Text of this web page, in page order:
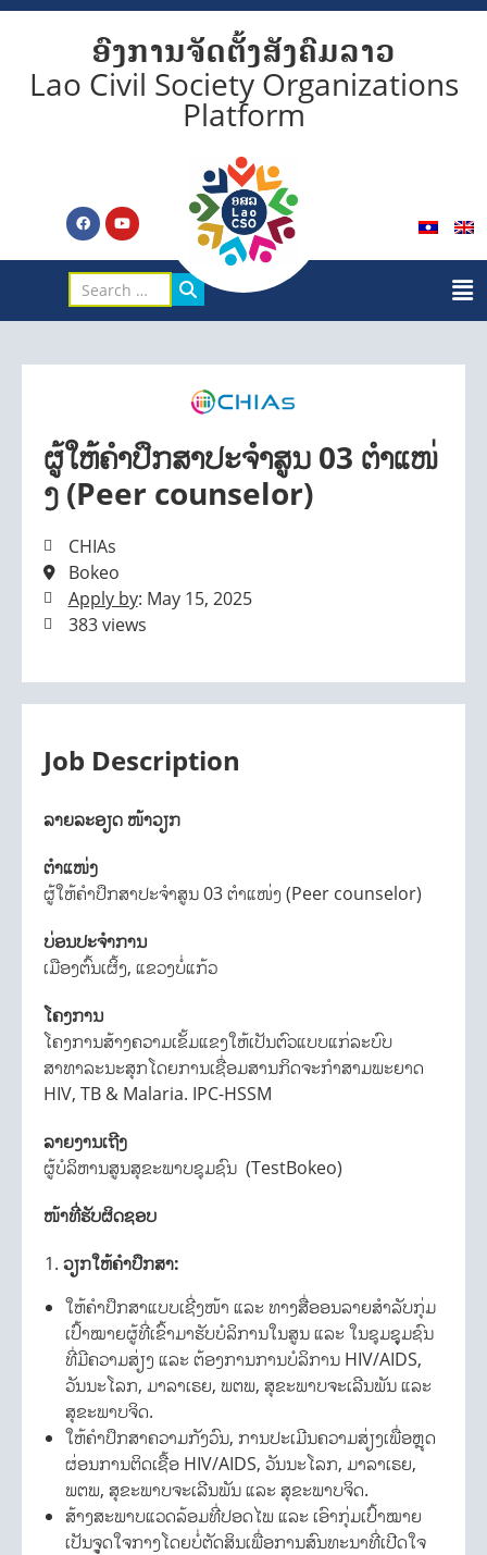
ອົງການຈັດຕັ້ງສັງຄົມລາວ
Lao Civil Society Organizations
Platform
ຜູ້ໃຫ້ຄໍາປຶກສາປະຈໍາສູນ 03 ຕໍາແໜ່
ງ (Peer counselor)
CHIAs
Bokeo
Apply by: May 15, 2025
383 views
Job Description
ລາຍລະອຽດ ໜ້າວຽກ
ຕຳແໜ່ງ
ຜູ້ໃຫ້ຄໍາປຶກສາປະຈໍາສູນ 03 ຕໍາແໜ່ງ (Peer counselor)
ບ່ອນປະຈໍາການ
ເມືອງຕົ້ນເຜິ້ງ, ແຂວງບໍ່ແກ້ວ
ໂຄງການ
ໂຄງການສ້າງຄວາມເຂັ້ມແຂງໃຫ້ເປັນຕົວແບບແກ່ລະບົບ
ສາທາລະນະສຸກໂດຍການເຊື່ອມສານກິດຈະກໍາສາມພະຍາດ
HIV, TB & Malaria. IPC-HSSM
ລາຍງານເຖີງ
ຜູ້ບໍລິຫານສູນສຸຂະພາບຊຸມຊົນ (TestBokeo)
ໜ້າທີ່ຮັບຜິດຊອບ
ວຽກໃຫ້ຄຳປຶກສາ:
ໃຫ້ຄຳປຶກສາແບບເຊີ່ງໜ້າ ແລະ ທາງສື່ອອນລາຍສໍາລັບກຸ່ມ
ເປົ້າໝາຍຜູ້ທີ່ເຂົ້າມາຮັບບໍລິການໃນສູນ ແລະ ໃນຊຸມຊຸຸມຊົນ
ທີ່ມີຄວາມສ່ຽງ ແລະ ຕ້ອງການການບໍລິການ HIV/AIDS,
ວັນນະໂລກ, ມາລາເຣຍ, ພຕພ, ສຸຂະພາບຈະເລີນພັນ ແລະ
ສຸຂະພາບຈິດ.
ໃຫ້ຄຳປຶກສາຄວາມກັງວົນ, ການປະເມີນຄວາມສ່ຽງເພື່ອຫຼຸດ
ຜ່ອນການຕິດເຊື້ອ HIV/AIDS, ວັນນະໂລກ, ມາລາເຣຍ,
ພຕພ, ສຸຂະພາບຈະເລີນພັນ ແລະ ສຸຂະພາບຈິດ.
ສ້າງສະພາບແວດລ້ອມທີ່ປອດໄພ ແລະ ເອົາກຸ່ມເປົ້າໝາຍ
ເປັນຈູຸດໃຈກາງໂດຍບໍ່ຕັດສິນເພື່ອການສົນທະນາທີ່ເປີດໃຈ